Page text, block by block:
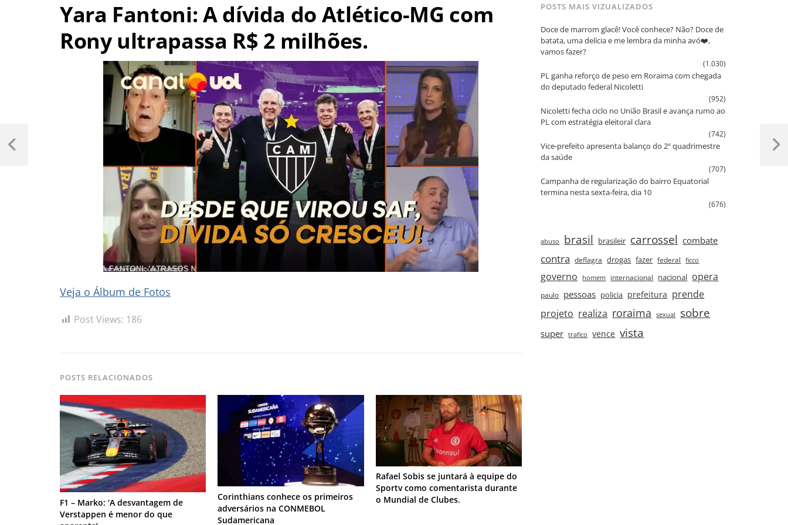
Yara Fantoni: A dívida do Atlético-MG com
Rony ultrapassa R$ 2 milhões.
Veja o Álbum de Fotos
Post Views: 186
POSTS RELACIONADOS
F1 – Marko: ‘A desvantagem de
Verstappen é menor do que
Corinthians conhece os primeiros
adversários na CONMEBOL
Sudamericana
Rafael Sobis se juntará à equipe do
Sportv como comentarista durante
o Mundial de Clubes.
Navegação
de
Previous
Next
POSTS MAIS VIZUALIZADOS
Doce de marrom glacê! Você conhece? Não? Doce de
batata, uma delícia e me lembra da minha avó❤️,
vamos fazer?
(1.030)
PL ganha reforço de peso em Roraima com chegada
do deputado federal Nicoletti
(952)
Nicoletti fecha ciclo no União Brasil e avança rumo ao
PL com estratégia eleitoral clara
(742)
Vice‑prefeito apresenta balanço do 2º quadrimestre
da saúde
(707)
Campanha de regularização do bairro Equatorial
termina nesta sexta‑feira, dia 10
(676)
abuso brasil brasileir carrossel combate
contra deflagra drogas fazer federal ficco
governo homem internacional nacional opera
paulo pessoas policia prefeitura prende
projeto realiza roraima sexual sobre
super trafico vence vista